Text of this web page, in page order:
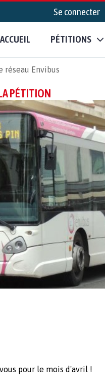
Se connecter
ACCUEIL PÉTITIONS
réseau Envibus
PÉTITION
pour le mois d'avril !